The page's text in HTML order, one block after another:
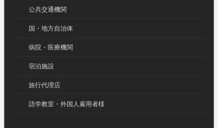
公共交通機関
国・地方自治体
病院・医療機関
宿泊施設
旅行代理店
語学教室・外国人雇用者様